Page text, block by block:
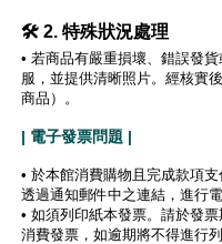
🛠️ 2. 特殊狀況處理
• 若商品有嚴重損壞、錯誤發
服，並提供清晰照片。經核實
商品）。
| 電子發票問題 |
• 於本館消費購物且完成款項
透過通知郵件中之連結，進行
• 如須列印紙本發票。請於發
消費發票，如逾期將不得進行列